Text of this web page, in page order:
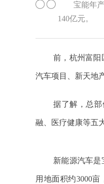
宝能年
140亿元。
前，杭州富阳
汽车项目、新天地
据了解，总
融、医疗健康等五
新能源汽车是
用地面积约3000